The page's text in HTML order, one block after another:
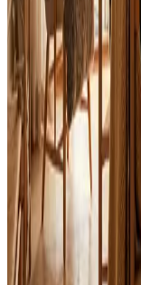
Alle mærker og
Indhent tilbud